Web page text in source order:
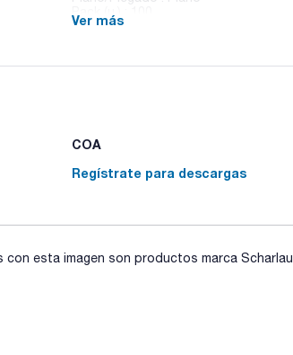
Ver más
COA
Regístrate para descargas
esta imagen son productos marca